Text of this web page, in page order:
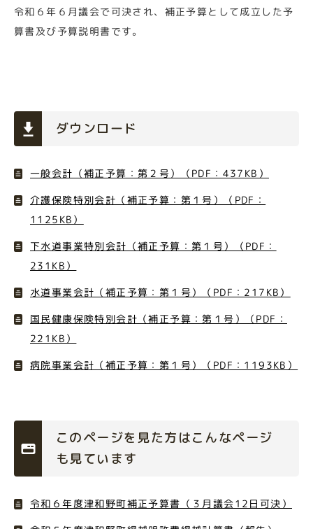
令和６年６月議会で可決され、補正予算として成立した予
算書及び予算説明書です。
ダウンロード
一般会計（補正予算：第２号）（PDF：437KB）
介護保険特別会計（補正予算：第１号）（PDF：
1125KB）
下水道事業特別会計（補正予算：第１号）（PDF：
231KB）
水道事業会計（補正予算：第１号）（PDF：217KB）
国民健康保険特別会計（補正予算：第１号）（PDF：
221KB）
病院事業会計（補正予算：第１号）（PDF：1193KB）
このページを見た方はこんなページ
も見ています
令和６年度津和野町補正予算書（３月議会12日可決）